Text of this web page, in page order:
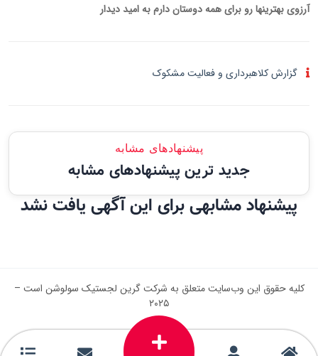
آرزوی بهترینها رو برای همه دوستان دارم به امید دیدار
گزارش کلاهبرداری و فعالیت مشکوک
پیشنهادهای مشابه
جدید ترین پیشنهادهای مشابه
پیشنهاد مشابهی برای این آگهی یافت نشد
کلیه حقوق این وب‌سایت متعلق به شرکت گرین لجستیک سولوشن است –
۲۰۲۵